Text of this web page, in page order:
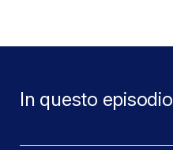
In questo episodio